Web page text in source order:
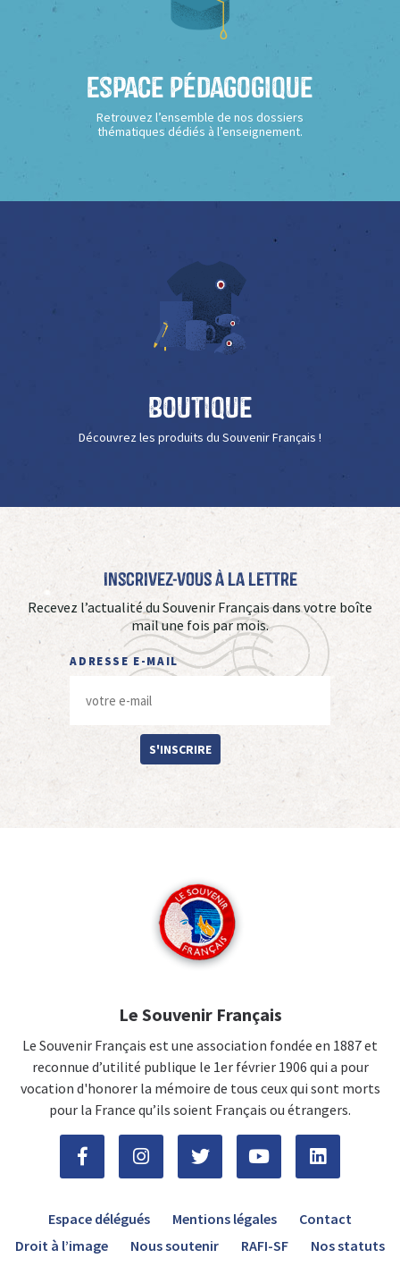
Espace Pédagogique
Retrouvez l’ensemble de nos dossiers
thématiques dédiés à l’enseignement.
Boutique
Découvrez les produits du Souvenir Français !
Inscrivez-vous à La Lettre
Recevez l’actualité du Souvenir Français dans votre boîte
mail une fois par mois.
ADRESSE E-MAIL
S'INSCRIRE
Le Souvenir Français
Le Souvenir Français est une association fondée en 1887 et
reconnue d’utilité publique le 1er février 1906 qui a pour
vocation d'honorer la mémoire de tous ceux qui sont morts
pour la France qu’ils soient Français ou étrangers.
Espace délégués Mentions légales
Contact
Droit à l’image
Nous soutenir RAFI-SF Nos statuts